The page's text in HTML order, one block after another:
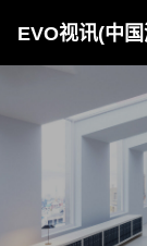
EVO视讯(中